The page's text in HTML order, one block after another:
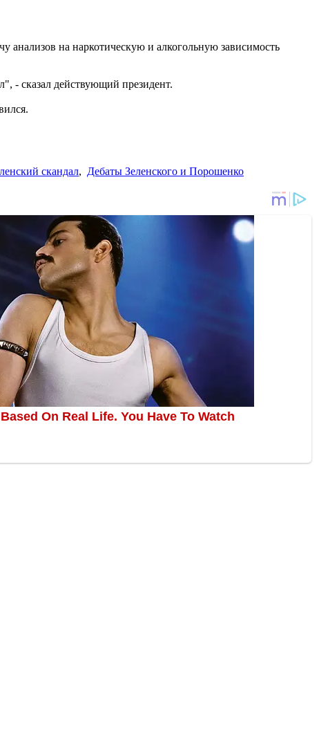
анализов на наркотическую и алкогольную зависимость
- сказал действующий президент.
скандал, Дебаты Зеленского и Порошенко